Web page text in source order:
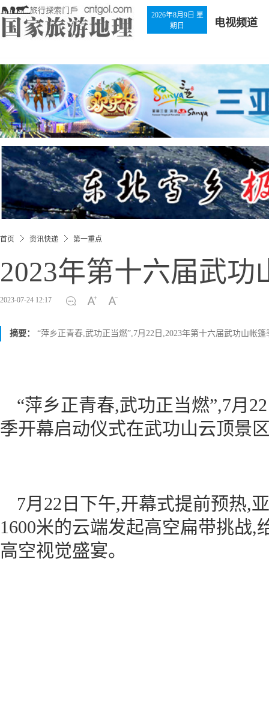
2026年8月9日 星
期日
电视频道
首页 资讯快递 第一重点
2023年第十六届武
2023-07-24 12:17
摘要： “萍乡正青春,武功正当燃”,7月22日,2023年第十六届武功山帐
“萍乡正青春,武功正当燃”,7月
季开幕启动仪式在武功山云顶景
7月22日下午,开幕式提前预热,
1600米的云端发起高空扁带挑战
高空视觉盛宴。